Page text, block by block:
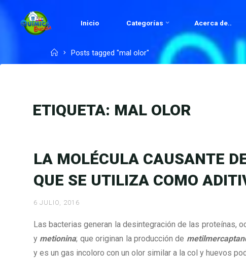
CASA.COM
Inicio Categorías Acerca de..
HomePosts tagged "mal olor"
ETIQUETA: MAL OLOR
LA MOLÉCULA CAUSANTE
QUE SE UTILIZA COMO
6 JULIO, 2016
Las bacterias generan la desintegración de las proteínas,
ymetionina; que originan la producción de
y es un gas incoloro con un olor similar a la col y huevos